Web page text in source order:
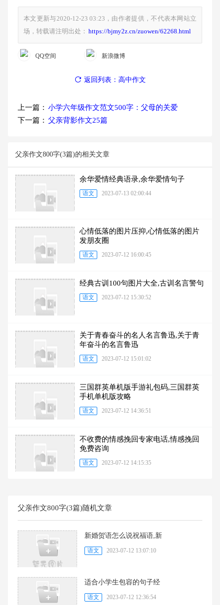
本文更新与2020-12-23 03:23，由作者提供，不代表本网站立
场，转载请注明出处： https://bjmy2z.cn/zuowen/62268.html
QQ空间 新浪微博
返回列表：高中作文
上一篇： 小学六年级作文范文500字：父母的关爱
下一篇： 父亲背影作文25篇
父亲作文800字(3篇)的相关文章
余华爱情经典语录,余华爱情句子
语文 2023-07-13 02:00:44
心情低落的图片压抑,心情低落的图片
发朋友圈
语文 2023-07-12 16:00:45
经典古训100句图片大全,古训名言警句
语文 2023-07-12 15:30:52
关于青春奋斗的名人名言鲁迅,关于青
年奋斗的名言鲁迅
语文 2023-07-12 15:01:02
三国群英单机版手游礼包码,三国群英
手机单机版攻略
语文 2023-07-12 14:36:51
不收费的情感挽回专家电话,情感挽回
免费咨询
语文 2023-07-12 14:15:35
父亲作文800字(3篇)随机文章
新婚贺语怎么说祝福语,新
语文 2023-07-12 13:07:10
适合小学生包容的句子经
语文 2023-07-12 12:36:54